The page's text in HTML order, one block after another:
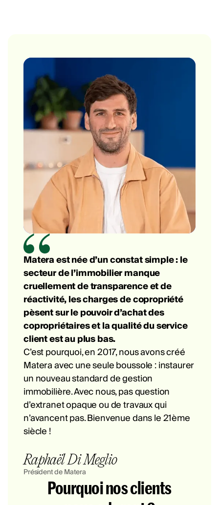
Matera est née d’un constat simple : le
secteur de l’immobilier manque
cruellement de transparence et de
réactivité, les charges de copropriété
pèsent sur le pouvoir d’achat des
copropriétaires et la qualité du service
client est au plus bas.
C’est pourquoi, en 2017, nous avons créé
Matera avec une seule boussole : instaurer
un nouveau standard de gestion
immobilière. Avec nous, pas question
d’extranet opaque ou de travaux qui
n’avancent pas. Bienvenue dans le 21ème
siècle !
Raphaël Di Meglio
Président de Matera
Pourquoi nos clients